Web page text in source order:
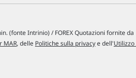
(fonte Intrinio) / FOREX Quotazioni fornite da
MAR, delle Politiche sulla privacye dell'